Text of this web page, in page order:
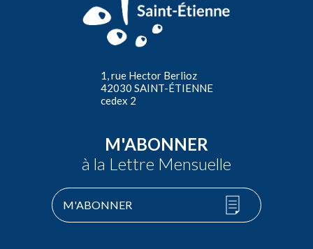
1, rue Hector Berlioz
42030 SAINT-ÉTIENNE
cedex 2
M'ABONNER
à la Lettre Mensuelle
M'ABONNER